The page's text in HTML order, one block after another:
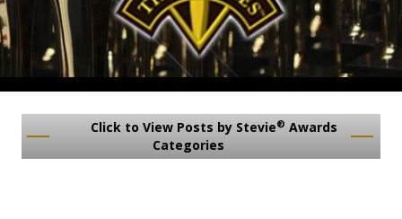
Click to View Posts by Stevie® Awards
Categories